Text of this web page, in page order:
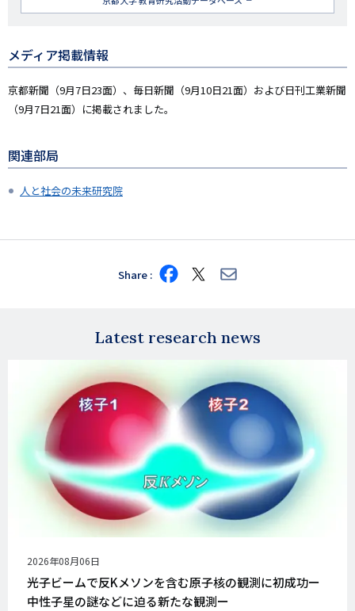
者
メディア掲載情報
京都新聞（9月7日23面）、毎日新聞（9月10日21面）および日刊工業新聞
（9月7日21面）に掲載されました。
関連部局
人と社会の未来研究院
Share Share
on
Share
on
Share
via
Latest research news
公
開
日
2026年08月06日
光子ビームで反Kメソンを含む原子核の観測に初成功ー
中性子星の謎などに迫る新たな観測ー